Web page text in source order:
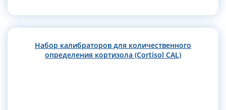
Набор калибраторов для количественного
определения кортизола (Cortisol CAL)